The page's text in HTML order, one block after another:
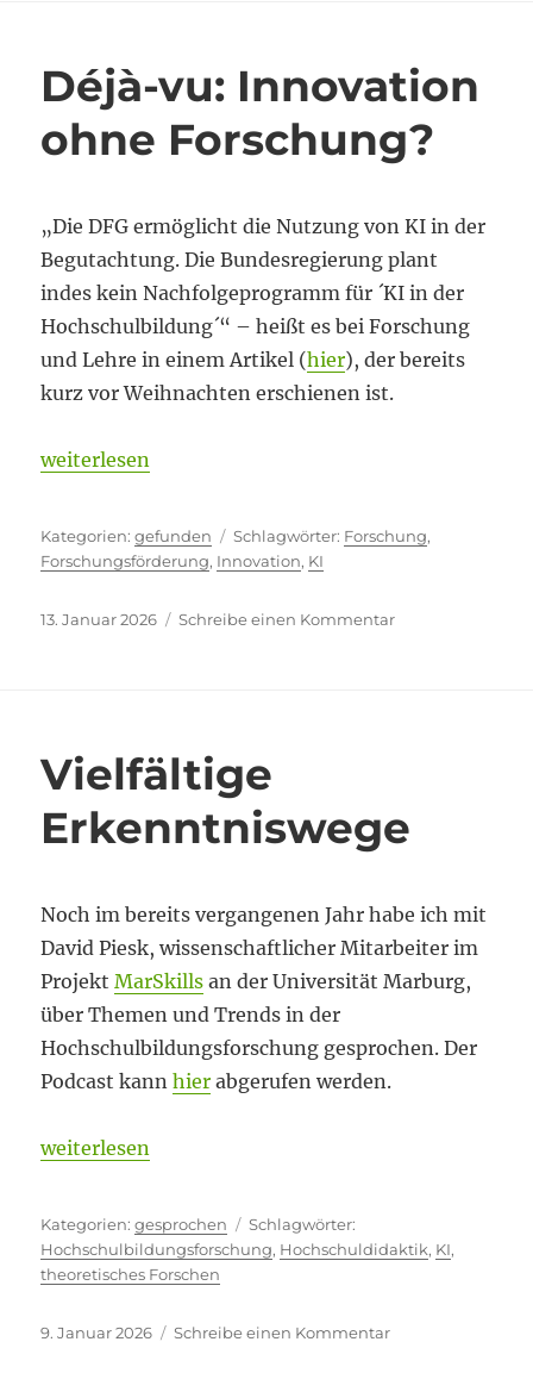
in
der
Lehre
Déjà-vu: Innovation
ohne Forschung?
„Die DFG ermöglicht die Nutzung von KI in der
Begutachtung. Die Bundesregierung plant
indes kein Nachfolgeprogramm für ´KI in der
Hochschulbildung´“ – heißt es bei Forschung
und Lehre in einem Artikel (hier), der bereits
kurz vor Weihnachten erschienen ist.
„Déjà-vu: Innovation ohne Forschung?“
weiterlesen
Kategorien
gefunden Schlagwörter
Forschung,
Forschungsförderung, Innovation, KI
Veröffentlicht
13. Januar 2026 Schreibe einen Kommentarzu
Vielfältige
Erkenntniswege
Noch im bereits vergangenen Jahr habe ich mit
David Piesk, wissenschaftlicher Mitarbeiter im
ProjektMarSkills an der Universität Marburg,
über Themen und Trends in der
Hochschulbildungsforschung gesprochen. Der
Podcast kannhier abgerufen werden.
„Vielfältige Erkenntniswege“
weiterlesen
Kategorien
gesprochen
Hochschulbildungsforschung, Hochschuldidaktik, KI,
theoretisches Forschen
Veröffentlicht
9. Januar 2026 Schreibe einen Kommentarzu